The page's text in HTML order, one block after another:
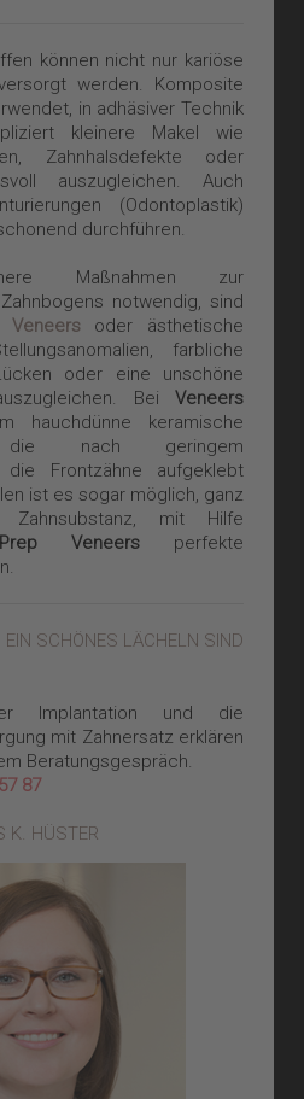
können nicht nur kariöse
werden. Komposite
in adhäsiver Technik
kleinere Makel wie
Zahnhalsdefekte oder
auszugleichen. Auch
(Odontoplastik)
durchführen.
Maßnahmen zur
notwendig, sind
Veneers
oder ästhetische
farbliche
oder eine unschöne
Bei Veneers
hauchdünne keramische
die nach geringem
die Frontzähne aufgeklebt
ist es sogar möglich, ganz
mit Hilfe
Prep Veneers perfekte
SCHÖNES LÄCHELN SIND
Implantation und die
mit Zahnersatz erklären
Beratungsgespräch.
87
K. HÜSTER